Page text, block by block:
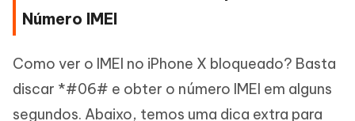
Número IMEI
Como ver o IMEI no iPhone X bloqueado? Basta
discar *#06# e obter o número IMEI em alguns
segundos. Abaixo, temos uma dica extra para